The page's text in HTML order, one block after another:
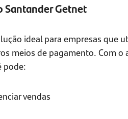
Santander Getnet
ideal para empresas que
meios de pagamento. Com o
pode:
vendas